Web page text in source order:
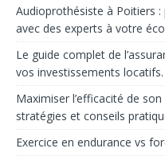
Audioprothésiste à Poitiers
avec des experts à votre
Le guide complet de
vos investissements locatifs.
Maximiser l’efficacité de
stratégies et conseils
Exercice en endurance vs